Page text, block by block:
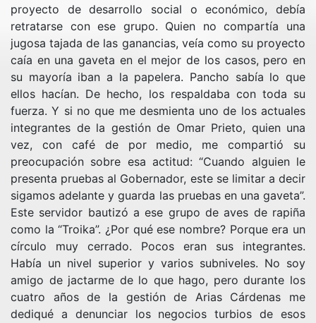
proyecto de desarrollo social o económico, debía
retratarse con ese grupo. Quien no compartía una
jugosa tajada de las ganancias, veía como su proyecto
caía en una gaveta en el mejor de los casos, pero en
su mayoría iban a la papelera. Pancho sabía lo que
ellos hacían. De hecho, los respaldaba con toda su
fuerza. Y si no que me desmienta uno de los actuales
integrantes de la gestión de Omar Prieto, quien una
vez, con café de por medio, me compartió su
preocupación sobre esa actitud: “Cuando alguien le
presenta pruebas al Gobernador, este se limitar a decir
sigamos adelante y guarda las pruebas en una gaveta”.
Este servidor bautizó a ese grupo de aves de rapiña
como la “Troika”. ¿Por qué ese nombre? Porque era un
círculo muy cerrado. Pocos eran sus integrantes.
Había un nivel superior y varios subniveles. No soy
amigo de jactarme de lo que hago, pero durante los
cuatro años de la gestión de Arias Cárdenas me
dediqué a denunciar los negocios turbios de esos